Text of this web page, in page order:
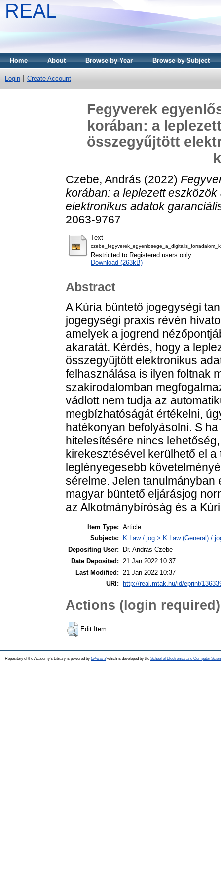
REAL
Home About Browse by Year Browse by Subject
Login Create Account
Fegyverek
korában: a
összegyűjtött
Czebe, András (2022)
korában: a leplezett
elektronikus adatok
2063-9767
Text
Restricted to Registered users only
Download (263kB)
Abstract
A Kúria büntető jogegységi
jogegységi praxis révén
amelyek a jogrend
akaratát. Kérdés, hogy a
összegyűjtött elektronikus
felhasználása is ilyen foltnak
szakirodalomban
vádlott nem tudja az
megbízhatóságát értékelni,
hatékonyan befolyásolni. S
hitelesítésére nincs
kirekesztésével kerülhető el
leglényegesebb
sérelme. Jelen tanulmányban
magyar büntető eljárásjog
az Alkotmánybíróság és a
Item Type: Article
Subjects:
K Law / jog > K Law (General) /
Depositing User:
Dr. András Czebe
Date Deposited:
21 Jan 2022 10:37
Last Modified:
21 Jan 2022 10:37
URI: http://real.mtak.hu/id/eprint/
Actions (login required)
Edit Item
Repository of the Academy's Library is powered by EPrints 3which is developed by the School of Electronics and Computer